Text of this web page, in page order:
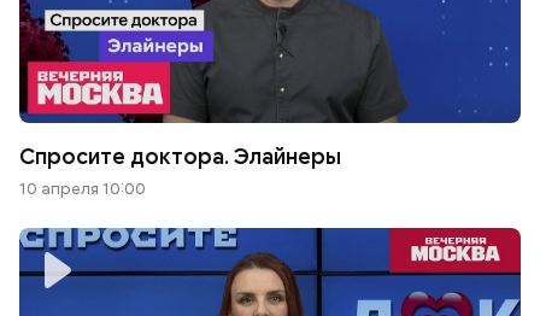
Спросите доктора. Элайнеры
10 апреля 10:00